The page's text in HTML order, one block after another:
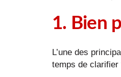
1. Bien
L’une des
temps de clarifier